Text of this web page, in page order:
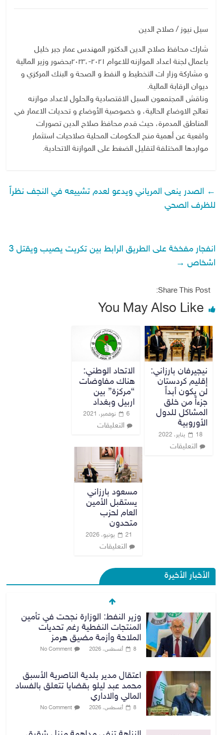
سيل نيوز / صلاح الدين
شارك محافظ صلاح الدين الدكتور المهندس عمار جبر خليل
باعمال لجنة اعداد الموازنه للاعوام ٢٠٢١-،٢٠٢٣بحضور وزير المالية
و مشاركة وزار ات التخطيط و النفط و الصحة و البنك المركزي و
ديوان الرقابة المالية.
وناقش المجتمعون السبل الاقتصادية والحلول لاعداد موازنه
تعالج الاوضاع الحالية، و خصوصية الأوضاع و تحديات الاعمار في
المناطق المدمرة، حيث قدم محافظ صلاح الدين تصورات
واقعية عن أهمية منح الحكومات المحلية صلاحيات استثمار
مواردها المختلفة لتقليل الضغط على الموازنة الاتحادية.
← الصدر ينعى المرياني ويدعو لعدم تشييعه في النجف نظراً
للظرف الصحي
انفجار مفخخة على الطريق الرابط بين تكريت يصيب ويقتل 3
اشخاص →
Share This Post:
You May Also Like
نيجيرفان بارزاني:
إقليم كردستان
لن يكون أبداً
جزءاً من خلق
المشاكل للدول
الأوروبية
18 يناير، 2022
التعليقات
الاتحاد الوطني:
هناك مفاوضات
“مركزة” بين
اربيل وبغداد
6 نوفمبر، 2021
التعليقات
مسعود بارزاني
يستقبل الأمين
العام لحزب
متحدون
21 يونيو، 2026
التعليقات
الأخبار الأخيرة
وزير النفط: الوزارة نجحت في تأمين
المنتجات النفطية رغم تحديات
الملاحة وأزمة مضيق هرمز
8 أغسطس، 2026 No Comment
اعتقال مدير بلدية الناصرية الأسبق
محمد عبد ليلو بقضايا تتعلق بالفساد
المالي والاداري
8 أغسطس، 2026 No Comment